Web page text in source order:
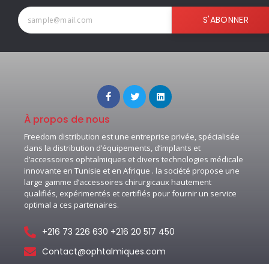
S'ABONNER
À propos de nous
Freedom distribution est une entreprise privée, spécialisée
dans la distribution d’équipements, d’implants et
d’accessoires ophtalmiques et divers technologies médicale
innovante en Tunisie et en Afrique . la société propose une
large gamme d’accessoires chirurgicaux hautement
qualifiés, expérimentés et certifiés pour fournir un service
optimal a ces partenaires.
+216 73 226 630 +216 20 517 450
Contact@ophtalmiques.com